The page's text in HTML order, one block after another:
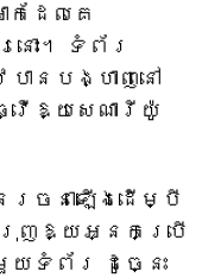
ដែលគេ
ោះ។ ទំព័រ
ានបង្ហាញនៅ
ើឱ្យសេណារីយ៉ូ
រចនាឡើងដើម្បី
រុញឱ្យអ្នកប្រើ
ទំព័រ ដូច្នេះ